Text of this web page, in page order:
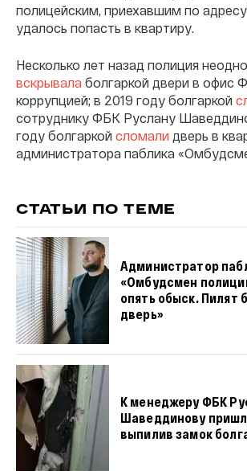
полицейским, приехавшим по
удалось попасть в квартиру.
Несколько лет назад полиция
вскрывала болгаркой двери в офис
коррупцией; в 2019 году болгаркой
сотруднику ФБК Руслану
году болгаркой сломали дверь в
администратора паблика
СТАТЬИ ПО ТЕМЕ
Администратор
«Омбудсмен
опять обыск. Пилят
дверь»
К менеджеру ФБК
Шаведдинову
выпилив замок